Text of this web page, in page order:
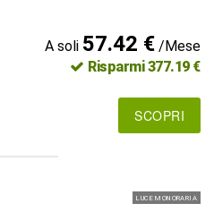
A soli 57.42 €/Mese
Risparmi 377.19 €
SCOPRI
LUCE MONORARIA